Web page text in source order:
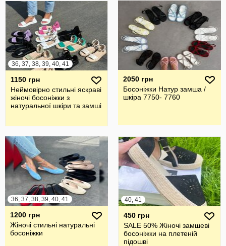
36, 37, 38, 39, 40, 41
1150 грн
Неймовірно стильні яскраві
жіночі босоніжки з
натуральної шкіри та замші
2050 грн
Босоніжки Натур замша /
шкіра 7750- 7760
36, 37, 38, 39, 40, 41
1200 грн
Жіночі стильні натуральні
босоніжки
40, 41
450 грн
SALE 50% Жіночі замшеві
босоніжки на плетеній
підошві